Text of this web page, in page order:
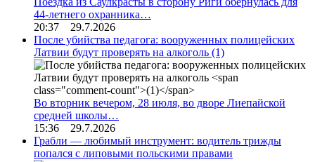
44-летнего охранника…
20:37 29.7.2026
После убийства педагога: вооруженных полицейских
Латвии будут проверять на алкоголь (1)
Во вторник вечером, 28 июля, во дворе Лиепайской
средней школы…
15:36 29.7.2026
Грабли — любимый инструмент: водитель трижды
попался с липовыми польскими правами